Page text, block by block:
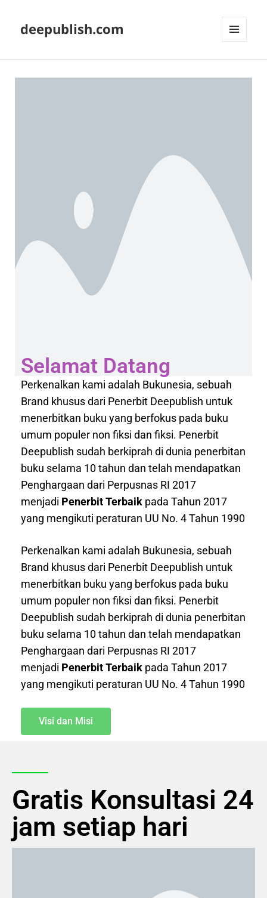
deepublish.com
Selamat Datang
Perkenalkan kami adalah Bukunesia, sebuah
Brand khusus dari Penerbit Deepublish untuk
menerbitkan buku yang berfokus pada buku
umum populer non fiksi dan fiksi. Penerbit
Deepublish sudah berkiprah di dunia penerbitan
buku selama 10 tahun dan telah mendapatkan
Penghargaan dari Perpusnas RI 2017
menjadi Penerbit Terbaik pada Tahun 2017
yang mengikuti peraturan UU No. 4 Tahun 1990
Perkenalkan kami adalah Bukunesia, sebuah
Brand khusus dari Penerbit Deepublish untuk
menerbitkan buku yang berfokus pada buku
umum populer non fiksi dan fiksi. Penerbit
Deepublish sudah berkiprah di dunia penerbitan
buku selama 10 tahun dan telah mendapatkan
Penghargaan dari Perpusnas RI 2017
menjadi Penerbit Terbaik pada Tahun 2017
yang mengikuti peraturan UU No. 4 Tahun 1990
Visi dan Misi
Gratis Konsultasi 24
jam setiap hari